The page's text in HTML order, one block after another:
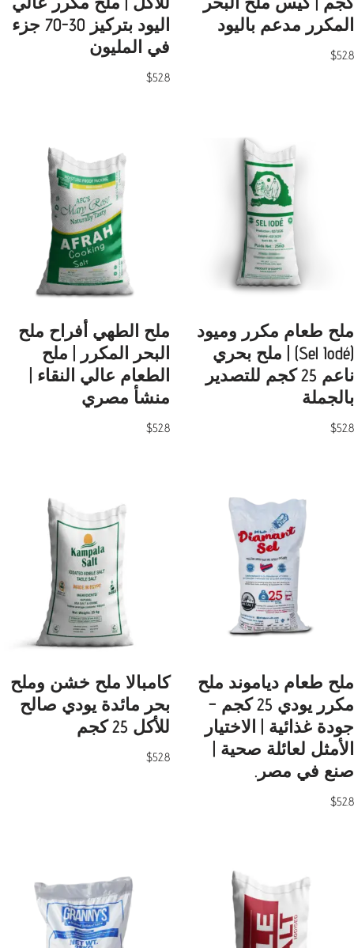
المكرر مدعم باليود
$52.8
اليود بتركيز 30-70 جزء
في المليون
$52.8
ملح طعام مكرر وميود
(Sel Iodé) | ملح بحري
ناعم 25 كجم للتصدير
بالجملة
$52.8
ملح الطهي أفراح ملح
البحر المكرر | ملح
الطعام عالي النقاء |
منشأ مصري
$52.8
ملح طعام دياموند ملح
مكرر يودي 25 كجم –
جودة غذائية | الاختيار
الأمثل لعائلة صحية |
صنع في مصر.
$52.8
كامبالا ملح خشن وملح
بحر مائدة يودي صالح
للأكل 25 كجم
$52.8